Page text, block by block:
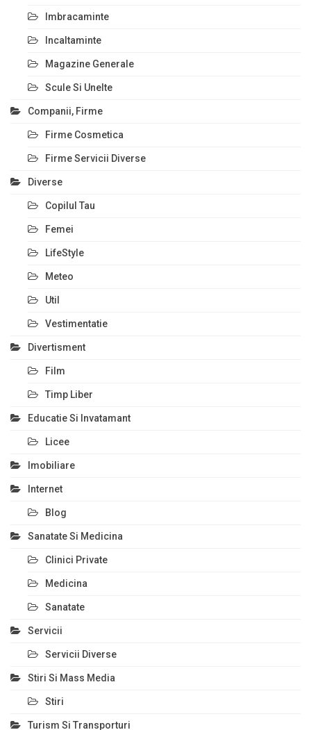
Imbracaminte
Incaltaminte
Magazine Generale
Scule Si Unelte
Companii, Firme
Firme Cosmetica
Firme Servicii Diverse
Diverse
Copilul Tau
Femei
LifeStyle
Meteo
Util
Vestimentatie
Divertisment
Film
Timp Liber
Educatie Si Invatamant
Licee
Imobiliare
Internet
Blog
Sanatate Si Medicina
Clinici Private
Medicina
Sanatate
Servicii
Servicii Diverse
Stiri Si Mass Media
Stiri
Turism Si Transporturi